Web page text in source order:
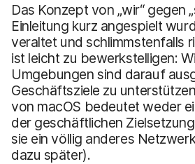
Das Konzept von „wir“ gegen
Einleitung kurz angespielt
veraltet und schlimmstenfalls
ist leicht zu bewerkstelligen:
Umgebungen sind darauf
Geschäftsziele zu
von macOS bedeutet weder
der geschäftlichen
sie ein völlig anderes
dazu später).